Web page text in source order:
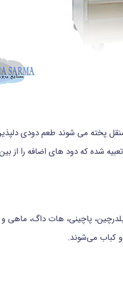
پخته می شوند طعم دودی
شده که دود های اضافه را از
و برای تهیه انواع بلدرچین، پاچینی،
کباب می‌شوند.